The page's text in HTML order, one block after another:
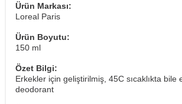
Ürün Markası:
Loreal Paris
Ürün Boyutu:
150 ml
Özet Bilgi:
Erkekler için geliştirilmiş, 45C sıcaklıkta bile
deodorant